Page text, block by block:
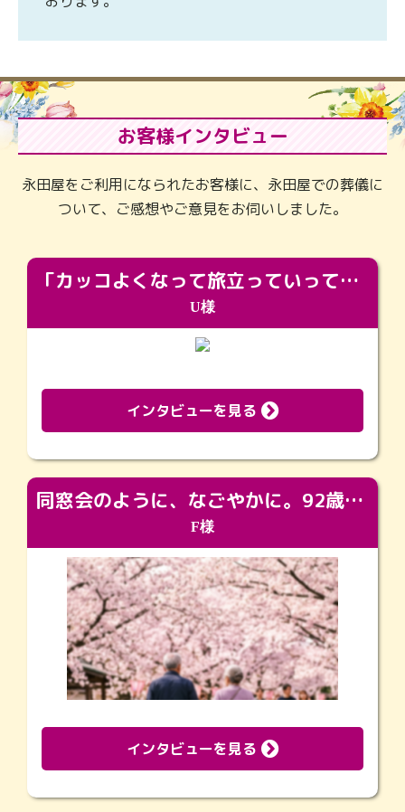
お客様インタビュー
永田屋をご利用になられたお客様に、永田屋での葬儀に
ついて、ご感想やご意見をお伺いしました。
「カッコよくなって旅立っていってくれました（笑）もっとカッコいいって言ってあげればよかったな」
U様
インタビューを見る
同窓会のように、なごやかに。92歳の旅立ちを彩った、再会と感謝の場
F様
インタビューを見る